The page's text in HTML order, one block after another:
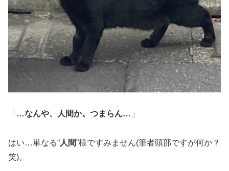
「 …なんや、人間か。つまらん… 」
はい…単なる“人間”様ですみません(筆者頭部ですが何か？
笑)。